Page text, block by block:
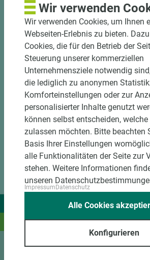
DOWNLOADS
Wir liefern Ideen.
Und das passende Holz dazu.
Wir verwenden
Wir verwenden Cookies, um Ihnen
Webseiten-Erlebnis zu bieten.
Cookies, die für den Betrieb der
Steuerung unserer kommerziellen
Unternehmensziele notwendig
die lediglich zu anonymen
Komforteinstellungen oder zur
personalisierter Inhalte genutzt
können selbst entscheiden,
zulassen möchten. Bitte beachten
Basis Ihrer Einstellungen
alle Funktionalitäten der Seite zur
stehen. Weitere Informationen
unseren
ImpressumDatenschutz
Konfigurieren
Alle Cookies